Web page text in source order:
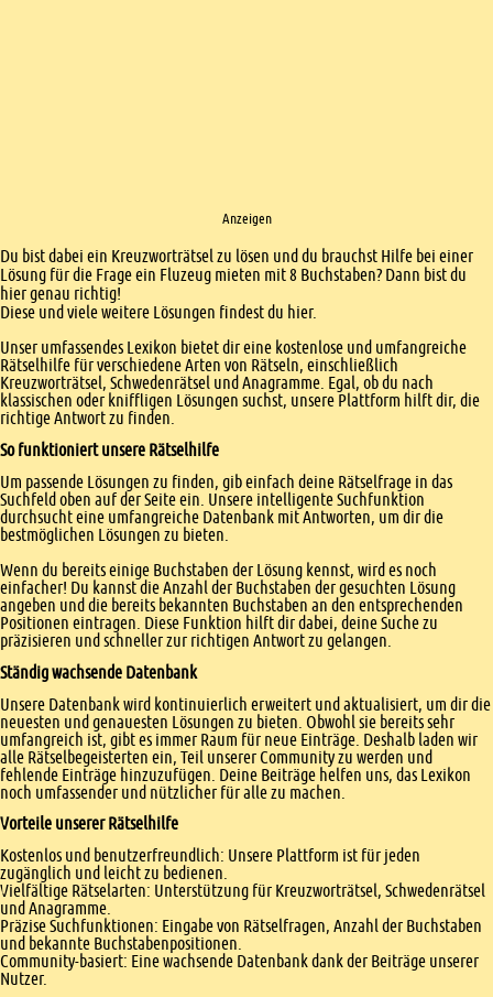
Anzeigen
Einleitung
Du bist dabei ein Kreuzworträtsel zu lösen und du brauchst Hilfe bei einer
Lösung für die Frage ein Fluzeug mieten mit 8 Buchstaben? Dann bist du
hier genau richtig!
Diese und viele weitere Lösungen findest du hier.
Unser umfassendes Lexikon bietet dir eine kostenlose und umfangreiche
Rätselhilfe für verschiedene Arten von Rätseln, einschließlich
Kreuzworträtsel, Schwedenrätsel und Anagramme. Egal, ob du nach
klassischen oder kniffligen Lösungen suchst, unsere Plattform hilft dir, die
richtige Antwort zu finden.
So funktioniert unsere Rätselhilfe
Um passende Lösungen zu finden, gib einfach deine Rätselfrage in das
Suchfeld oben auf der Seite ein. Unsere intelligente Suchfunktion
durchsucht eine umfangreiche Datenbank mit Antworten, um dir die
bestmöglichen Lösungen zu bieten.
Wenn du bereits einige Buchstaben der Lösung kennst, wird es noch
einfacher! Du kannst die Anzahl der Buchstaben der gesuchten Lösung
angeben und die bereits bekannten Buchstaben an den entsprechenden
Positionen eintragen. Diese Funktion hilft dir dabei, deine Suche zu
präzisieren und schneller zur richtigen Antwort zu gelangen.
Ständig wachsende Datenbank
Unsere Datenbank wird kontinuierlich erweitert und aktualisiert, um dir die
neuesten und genauesten Lösungen zu bieten. Obwohl sie bereits sehr
umfangreich ist, gibt es immer Raum für neue Einträge. Deshalb laden wir
alle Rätselbegeisterten ein, Teil unserer Community zu werden und
fehlende Einträge hinzuzufügen. Deine Beiträge helfen uns, das Lexikon
noch umfassender und nützlicher für alle zu machen.
Vorteile unserer Rätselhilfe
Kostenlos und benutzerfreundlich: Unsere Plattform ist für jeden
zugänglich und leicht zu bedienen.
Vielfältige Rätselarten: Unterstützung für Kreuzworträtsel, Schwedenrätsel
und Anagramme.
Präzise Suchfunktionen: Eingabe von Rätselfragen, Anzahl der Buchstaben
und bekannte Buchstabenpositionen.
Community-basiert: Eine wachsende Datenbank dank der Beiträge unserer
Nutzer.